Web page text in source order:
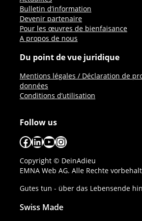
Bulletin d’information
Devenir partenaire
Pour les œuvres de bienfaisance
A propos de nous
Du point de vue juridique
Mentions légales / Déclaration de
données
Conditions d’utilisation
Follow us
Facebook
LinkedIn
YouTube
Instagram
Copyright © DeinAdieu
EMNA Web AG. Alle Rechte
Gutes tun - über das Lebensende
Swiss Made